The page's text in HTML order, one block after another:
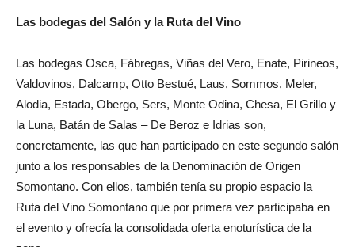
Las bodegas del Salón y la Ruta del Vino
Las bodegas Osca, Fábregas, Viñas del Vero, Enate, Pirineos,
Valdovinos, Dalcamp, Otto Bestué, Laus, Sommos, Meler,
Alodia, Estada, Obergo, Sers, Monte Odina, Chesa, El Grillo y
la Luna, Batán de Salas – De Beroz e Idrias son,
concretamente, las que han participado en este segundo salón
junto a los responsables de la Denominación de Origen
Somontano. Con ellos, también tenía su propio espacio la
Ruta del Vino Somontano que por primera vez participaba en
el evento y ofrecía la consolidada oferta enoturística de la